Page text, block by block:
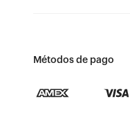
Métodos de pago